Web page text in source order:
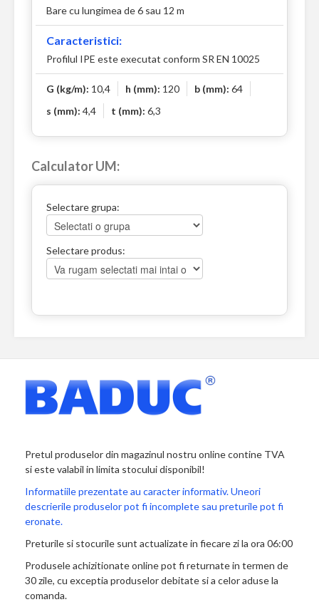
Bare cu lungimea de 6 sau 12 m
Caracteristici:
Profilul IPE este executat conform SR EN 10025
G (kg/m): 10,4 h (mm): 120 b (mm): 64
s (mm): 4,4 t (mm): 6,3
Calculator UM:
Selectare grupa:
Selectare produs:
Pretul produselor din magazinul nostru online contine TVA
si este valabil in limita stocului disponibil!
Informatiile prezentate au caracter informativ. Uneori
descrierile produselor pot fi incomplete sau preturile pot fi
eronate.
Preturile si stocurile sunt actualizate in fiecare zi la ora 06:00
Produsele achizitionate online pot fi returnate in termen de
30 zile, cu exceptia produselor debitate si a celor aduse la
comanda.